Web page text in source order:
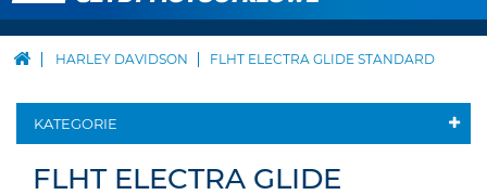
HARLEY DAVIDSON FLHT ELECTRA GLIDE STANDARD
KATEGORIE
FLHT ELECTRA GLIDE